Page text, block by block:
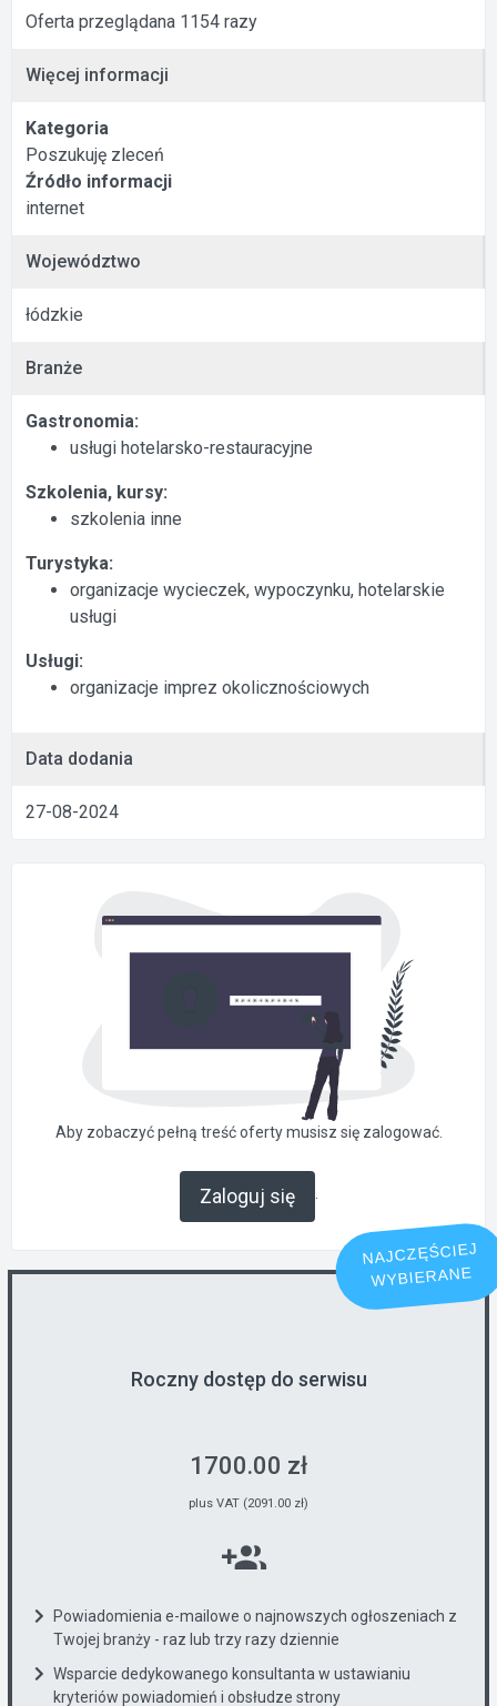
Oferta przeglądana 1154 razy
Więcej informacji
Kategoria
Poszukuję zleceń
Źródło informacji
internet
Województwo
łódzkie
Branże
Gastronomia:
usługi hotelarsko-restauracyjne
Szkolenia, kursy:
szkolenia inne
Turystyka:
organizacje wycieczek, wypoczynku, hotelarskie
usługi
Usługi:
organizacje imprez okolicznościowych
Data dodania
27-08-2024
Aby zobaczyć pełną treść oferty musisz się zalogować.
Zaloguj się .
NAJCZĘŚCIEJ
WYBIERANE
Roczny dostęp do serwisu
1700.00 zł
plus VAT (2091.00 zł)
Powiadomienia e-mailowe o najnowszych ogłoszeniach z
Twojej branży - raz lub trzy razy dziennie
Wsparcie dedykowanego konsultanta w ustawianiu
kryteriów powiadomień i obsłudze strony